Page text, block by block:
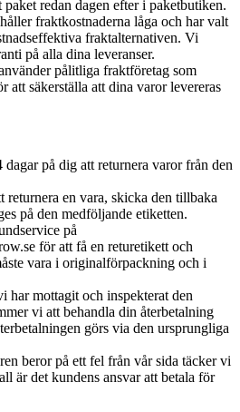
redan dagen efter i paketbutiken.
fraktkostnaderna låga och har valt
fraktalternativen. Vi
på alla dina leveranser.
pålitliga fraktföretag som
att säkerställa att dina varor levereras
dagar på dig att returnera varor från den
returnera en vara, skicka den tillbaka
på den medföljande etiketten.
på
för att få en returetikett och
vara i originalförpackning och i
har mottagit och inspekterat den
vi att behandla din återbetalning
görs via den ursprungliga
beror på ett fel från vår sida täcker vi
är det kundens ansvar att betala för